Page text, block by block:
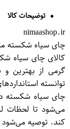
توضیحات کالا
nimaashop.ir
چای سیاه شکسته ممتاز
گرمی از بهترین و
توانسته
چای سیاه شکسته
می‌شود تا لحظات
کند. توصیه می‌شود